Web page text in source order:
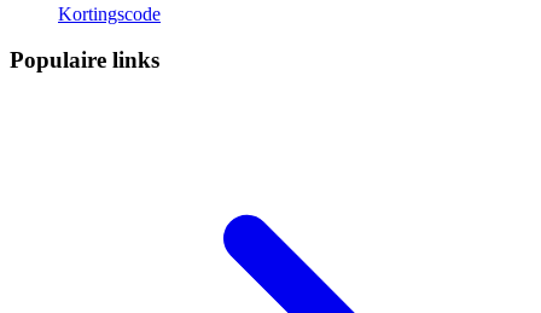
Kortingscode
Populaire links